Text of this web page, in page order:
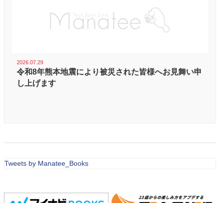
2026.07.29
令和8年熊本地震により被災された皆様へお見舞い申
し上げます
Tweets by Manatee_Books